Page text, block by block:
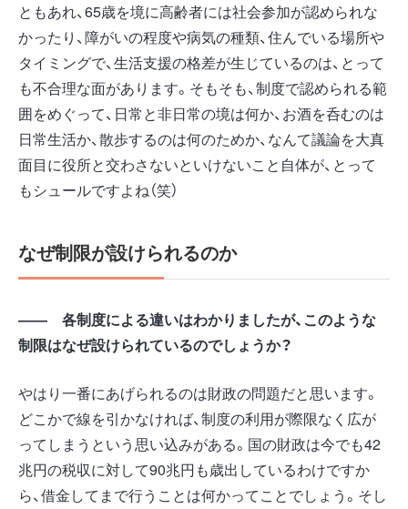
ともあれ、65歳を境に高齢者には社会参加が認められな
かったり、障がいの程度や病気の種類、住んでいる場所や
タイミングで、生活支援の格差が生じているのは、とって
も不合理な面があります。そもそも、制度で認められる範
囲をめぐって、日常と非日常の境は何か、お酒を呑むのは
日常生活か、散歩するのは何のためか、なんて議論を大真
面目に役所と交わさないといけないこと自体が、とって
もシュールですよね（笑）
なぜ制限が設けられるのか
―― 各制度による違いはわかりましたが、このような
制限はなぜ設けられているのでしょうか？
やはり一番にあげられるのは財政の問題だと思います。
どこかで線を引かなければ、制度の利用が際限なく広が
ってしまうという思い込みがある。国の財政は今でも42
兆円の税収に対して90兆円も歳出しているわけですか
ら、借金してまで行うことは何かってことでしょう。そし